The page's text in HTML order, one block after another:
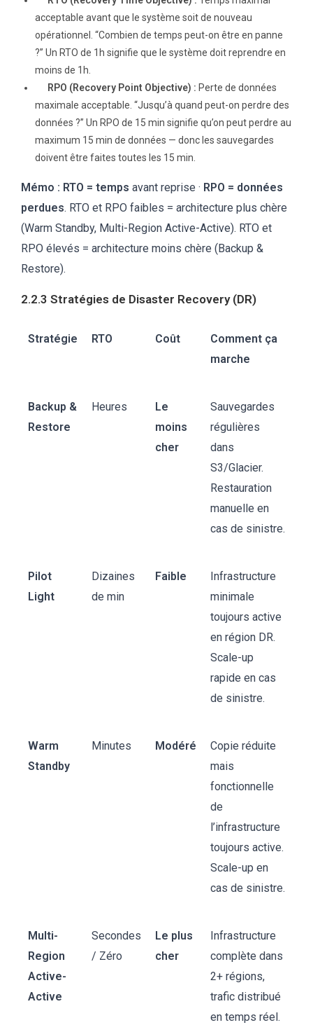
acceptable avant que le système soit de nouveau
opérationnel. “Combien de temps peut-on être en panne
?” Un RTO de 1h signifie que le système doit reprendre en
moins de 1h.
RPO (Recovery Point Objective) : Perte de données
maximale acceptable. “Jusqu’à quand peut-on perdre des
données ?” Un RPO de 15 min signifie qu’on peut perdre au
maximum 15 min de données — donc les sauvegardes
doivent être faites toutes les 15 min.
Mémo : RTO = temps avant reprise · RPO = données
perdues. RTO et RPO faibles = architecture plus chère
(Warm Standby, Multi-Region Active-Active). RTO et
RPO élevés = architecture moins chère (Backup &
Restore).
2.2.3 Stratégies de Disaster Recovery (DR)
Stratégie RTO Coût
Comment ça
marche
Backup &
Restore
Heures
Le
moins
cher
Sauvegardes
régulières
dans
S3/Glacier.
Restauration
manuelle en
cas de sinistre.
Pilot
Light
Dizaines
de min
Faible
Infrastructure
minimale
toujours active
en région DR.
Scale-up
rapide en cas
de sinistre.
Warm
Standby
Minutes Modéré
Copie réduite
mais
fonctionnelle
de
l’infrastructure
toujours active.
Scale-up en
cas de sinistre.
Multi-
Region
Active-
Active
Secondes
/ Zéro
Le plus
cher
Infrastructure
complète dans
2+ régions,
trafic distribué
en temps réel.